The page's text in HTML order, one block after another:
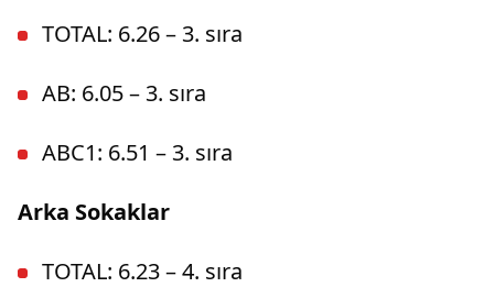
TOTAL: 6.26 – 3. sıra
AB: 6.05 – 3. sıra
ABC1: 6.51 – 3. sıra
Arka Sokaklar
TOTAL: 6.23 – 4. sıra